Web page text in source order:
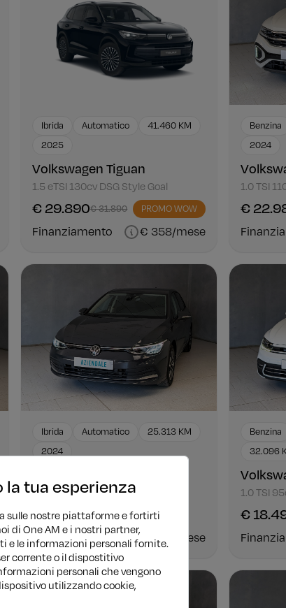
Ibrida Automatico
41.460 KM
2025
Volkswagen Tiguan
1.5 eTSI 130cv DSG Style Goal
€ 29.890€ 31.890 PROMO WOW
Finanziamento € 358/mese
Benzina
2024
1.0 TSI
€
Ibrida Automatico
25.313 KM
2024
1.0 eTSI 110cv DSG Life Move
€ 23.490
Finanziamento € 255/mese
Benzina
32.096
1.0 TSI
€
tua esperienza
sulle nostre piattaforme e fortirti
di One AM e i nostri partner,
e le informazioni personali fornite.
corrente o il dispostitivo
personali che vengono
utilizzando cookie,